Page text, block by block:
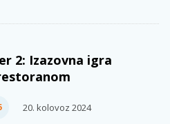
2: Izazovna igra
20. kolovoz 2024